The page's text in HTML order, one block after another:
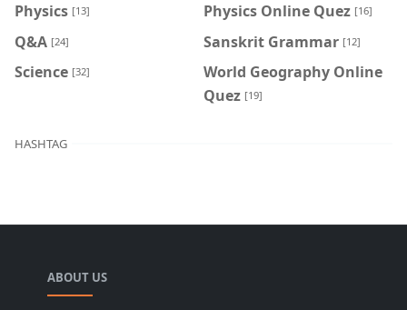
Physics [13] Physics Online Quez [16]
Q&A [24] Sanskrit Grammar [12]
Science [32]
World Geography Online
Quez [19]
HASHTAG
ABOUT US